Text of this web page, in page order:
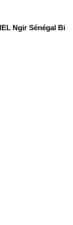
Ngir Sénégal Bi